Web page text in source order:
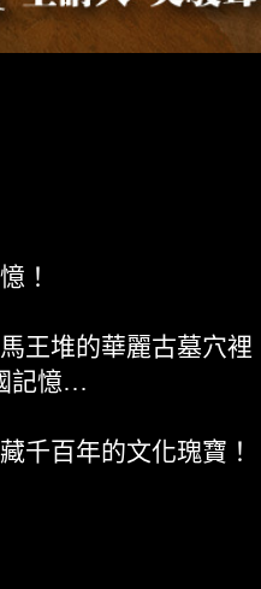
！
王堆的華麗古墓穴
記憶…
千百年的文化瑰寶！